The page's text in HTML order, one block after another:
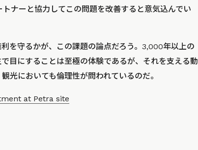
ナーと協力してこの問題を改善すると意気込んでい
を守るかが、この課題の論点だろう。3,000年以上の
目にすることは至極の体験であるが、それを支える動
光においても倫理性が問われているのだ。
at Petra site